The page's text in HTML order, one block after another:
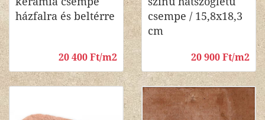
házfalra és beltérre
20 400 Ft/m2
csempe / 15,8x18,3
cm
20 900 Ft/m2